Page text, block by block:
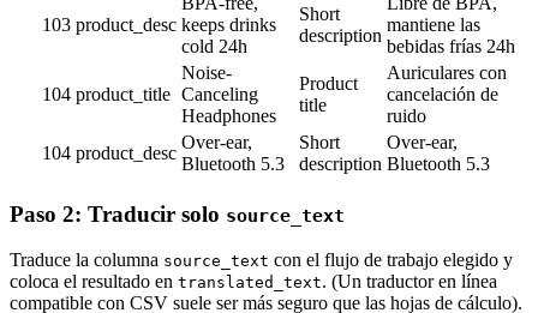
103 product_desc keeps drinks
cold 24h
Short
description
mantiene las
bebidas frías 24h
104 product_title
Noise-
Canceling
Headphones
Product
title
Auriculares con
cancelación de
ruido
104 product_desc
Over-ear,
Bluetooth 5.3
Short
description
Over-ear,
Bluetooth 5.3
Paso 2: Traducir solo source_text
Traduce la columna source_text con el flujo de trabajo elegido y
coloca el resultado en translated_text. (Un traductor en línea
compatible con CSV suele ser más seguro que las hojas de cálculo).